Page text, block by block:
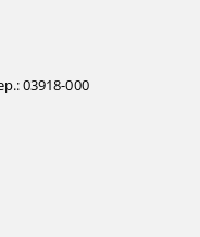
03918-000